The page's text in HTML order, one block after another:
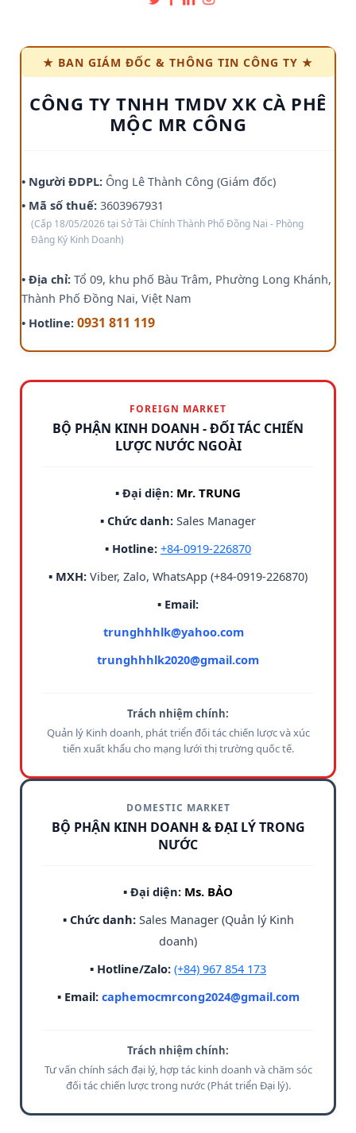
★ BAN GIÁM ĐỐC & THÔNG TIN CÔNG TY ★
CÔNG TY TNHH TMDV XK CÀ PHÊ
MỘC MR CÔNG
• Người ĐDPL: Ông Lê Thành Công (Giám đốc)
• Mã số thuế: 3603967931
(Cấp 18/05/2026 tại Sở Tài Chính Thành Phố Đồng Nai - Phòng
Đăng Ký Kinh Doanh)
• Địa chỉ: Tổ 09, khu phố Bàu Trâm, Phường Long Khánh,
Thành Phố Đồng Nai, Việt Nam
• Hotline: 0931 811 119
FOREIGN MARKET
BỘ PHẬN KINH DOANH - ĐỐI TÁC CHIẾN
LƯỢC NƯỚC NGOÀI
▪ Đại diện: Mr. TRUNG
▪ Chức danh: Sales Manager
▪ Hotline: +84-0919-226870
▪ MXH: Viber, Zalo, WhatsApp (+84-0919-226870)
▪ Email:
trunghhhlk@yahoo.com
trunghhhlk2020@gmail.com
Trách nhiệm chính:
Quản lý Kinh doanh, phát triển đối tác chiến lược và xúc
tiến xuất khẩu cho mạng lưới thị trường quốc tế.
DOMESTIC MARKET
BỘ PHẬN KINH DOANH & ĐẠI LÝ TRONG
NƯỚC
▪ Đại diện: Ms. BẢO
▪ Chức danh:Sales Manager (Quản lý Kinh
doanh)
▪ Hotline/Zalo: (+84) 967 854 173
▪ Email: caphemocmrcong2024@gmail.com
Trách nhiệm chính:
Tư vấn chính sách đại lý, hợp tác kinh doanh và chăm sóc
đối tác chiến lược trong nước (Phát triển Đại lý).